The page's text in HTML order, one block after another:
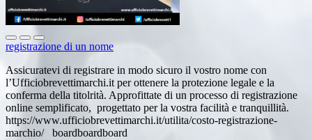
registrazione di un nome
Assicuratevi di registrare in modo sicuro il vostro nome con
l’Ufficiobrevettimarchi.it per ottenere la protezione legale e la
conferma della titolrità. Approfittate di un processo di registrazione
online semplificato, progettato per la vostra facilità e tranquillità.
https://www.ufficiobrevettimarchi.it/utilita/costo-registrazione-
marchio/ boardboardboard